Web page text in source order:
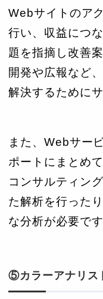
Webサイトのア
行い、収益につ
題を指摘し改善
開発や広報など
解決するために
また、Webサー
ポートにまとめ
コンサルティン
た解析を行った
な分析が必要です
⑤カラーアナリス